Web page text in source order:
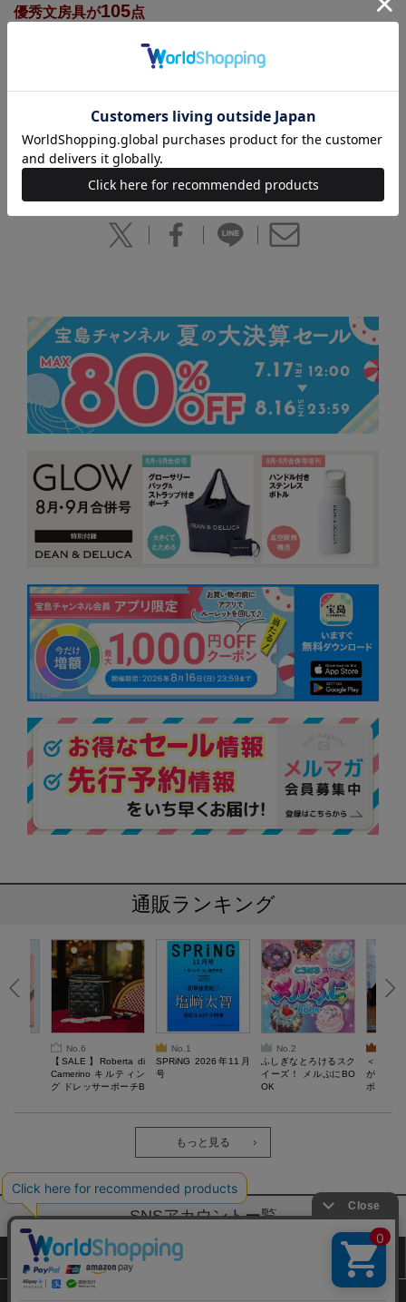
優秀文房具が105点
モノ雑誌No.1のMonoMaxが選ぶ「文房具大賞」。ジャンルは、書く、
房具を決定します！
※本誌の情報は、2013年7月現在の編集部調べによるものです。本誌発
売後、仕様や価格などが変更になる場合があります。あらかじめご了承
ください。また、品切れ・欠品の際はご容赦ください。
通販ランキング
No.6
【SALE】Roberta di
Camerino キルティン
グ ドレッサーポーチB
No.1
SPRiNG 2026年11月
号
No.2
ふしぎなとろけるスク
イーズ！ メルぷにBO
OK
＜SALE
がある
ポーチ
もっと見る
SNSアカウントー覧
サイトマップ